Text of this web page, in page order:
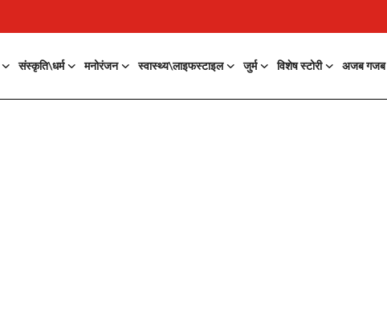
संस्कृति\धर्म मनोरंजन स्वास्थ्य\लाइफस्टाइल जुर्म विशेष स्टोरी अजब गजब